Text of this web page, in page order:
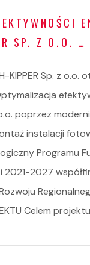
SP. Z O.O. …
KIPPER Sp. z o.o.
o.o. poprzez
instalacji
Programu
2021-2027
Celem